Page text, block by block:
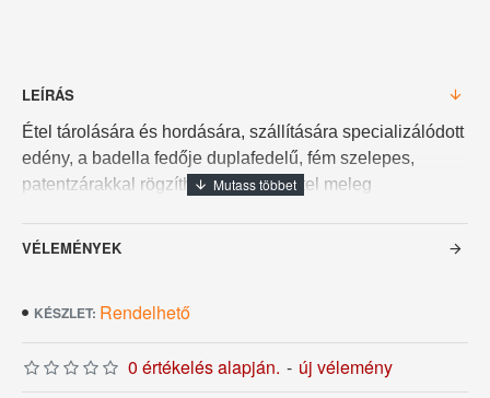
LEÍRÁS
Étel tárolására és hordására, szállítására specializálódott
edény, a badella fedője duplafedelű, fém szelepes,
patentzárakkal rögzíthető, hogy az étel meleg
badella kialakításának köszönhetően rakásolható nem
Anyag: rozsdamentes acél
Űrtartalom: 25 liter
VÉLEMÉNYEK
KÉSZLET: Rendelhető
0 értékelés alapján. - új vélemény